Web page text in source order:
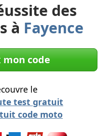
des
à Fayence
mon code
le
test gratuit
code moto